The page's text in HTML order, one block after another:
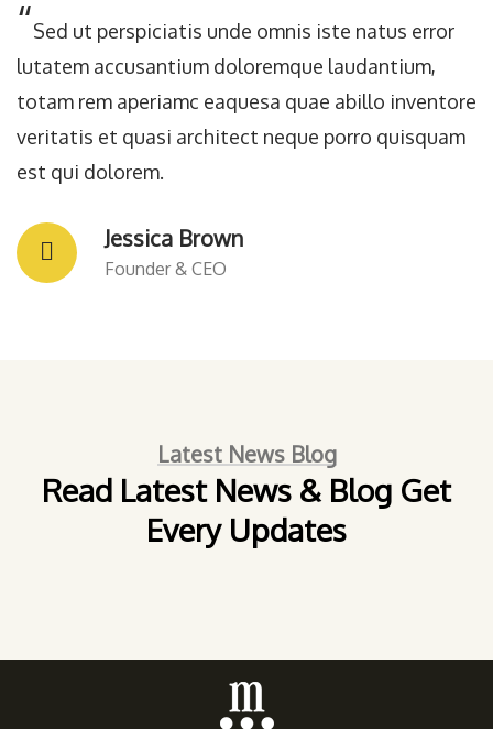
“Sed ut perspiciatis unde omnis iste natus error
lutatem accusantium doloremque laudantium,
totam rem aperiamc eaquesa quae abillo inventore
veritatis et quasi architect neque porro quisquam
est qui dolorem.
David Anderson
Customer
Latest News Blog
Read Latest News & Blog Get
Every Updates